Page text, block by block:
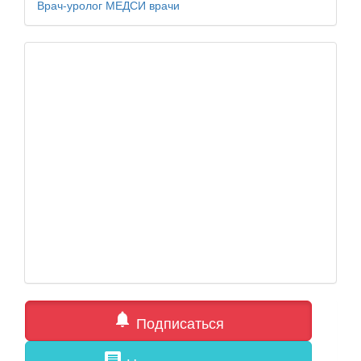
Врач-уролог МЕДСИ врачи
notifications Подписаться